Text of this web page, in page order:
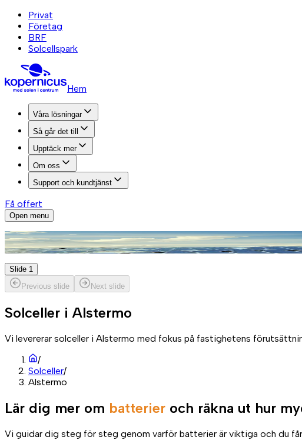
Privat
Företag
BRF
Solcellspark
Hem
Våra lösningar
Så går det till
Upptäck mer
Om oss
Support och kundtjänst
Få offert
Open menu
Slide 1
Previous slide
Next slide
Solceller iAlstermo
Vi levererar solceller i Alstermo med fokus på fastighetens
/
Solceller/
Alstermo
Lär dig mer om batterier och räkna ut hur
Vi guidar dig steg för steg genom varför batterier är viktiga och du får